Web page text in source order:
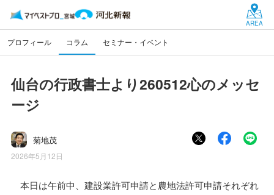
AREA
プロフィール コラム セミナー・イベント
仙台の行政書士より260512心のメッセ
ージ
菊地茂
2026年5月12日
本日は午前中、建設業許可申請と農地法許可申請それぞれ